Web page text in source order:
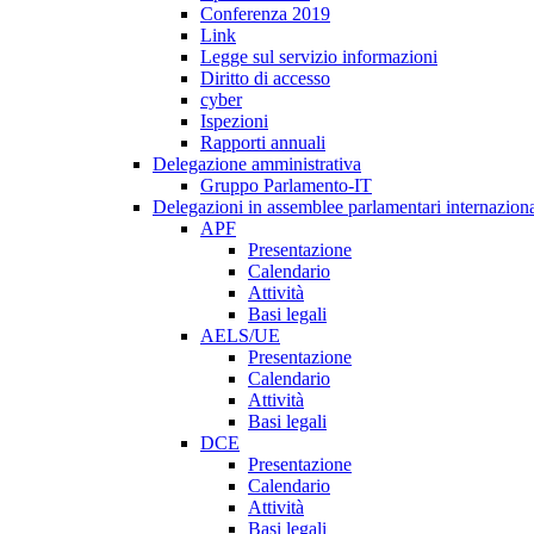
Conferenza 2019
Link
Legge sul servizio informazioni
Diritto di accesso
cyber
Ispezioni
Rapporti annuali
Delegazione amministrativa
Gruppo Parlamento-IT
Delegazioni in assemblee parlamentari
APF
Presentazione
Calendario
Attività
Basi legali
AELS/UE
Presentazione
Calendario
Attività
Basi legali
DCE
Presentazione
Calendario
Attività
Basi legali